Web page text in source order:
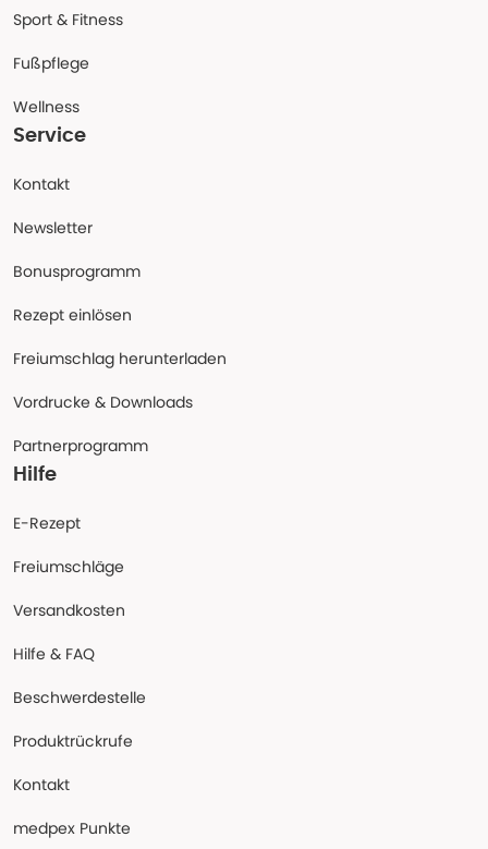
Sport & Fitness
Fußpflege
Wellness
Service
Kontakt
Newsletter
Bonusprogramm
Rezept einlösen
Freiumschlag herunterladen
Vordrucke & Downloads
Partnerprogramm
Hilfe
E-Rezept
Freiumschläge
Versandkosten
Hilfe & FAQ
Beschwerdestelle
Produktrückrufe
Kontakt
medpex Punkte